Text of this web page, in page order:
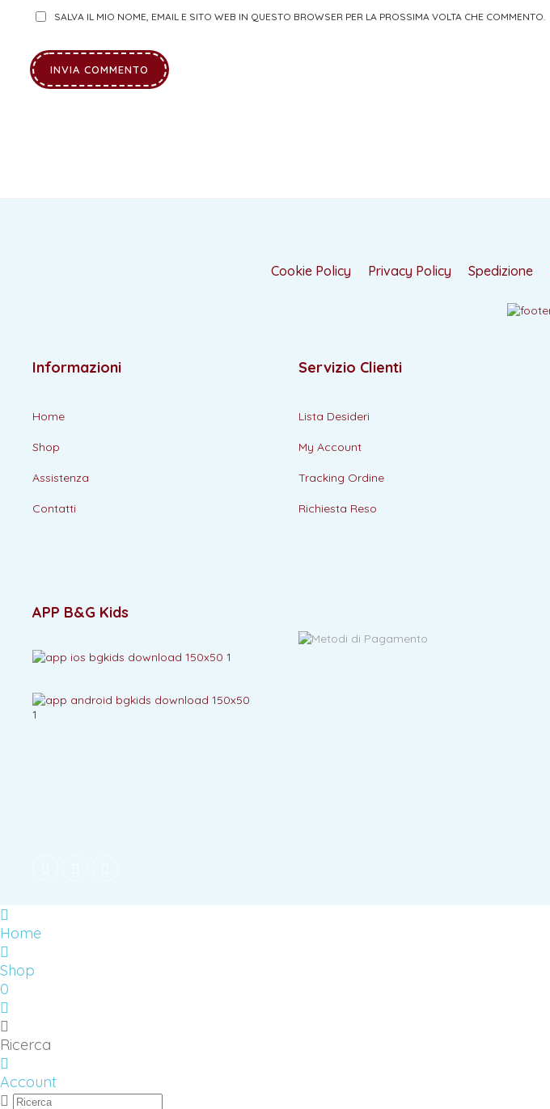
SALVA IL MIO NOME, EMAIL E SITO WEB IN QUESTO BROWSER PER LA PROSSIMA VOLTA CHE COMMENTO.
Cookie Policy Privacy Policy Spedizione
Informazioni
Home
Shop
Assistenza
Contatti
Servizio Clienti
Lista Desideri
My Account
Tracking Ordine
Richiesta Reso
APP B&G Kids
Home
Shop
0
Ricerca
Account